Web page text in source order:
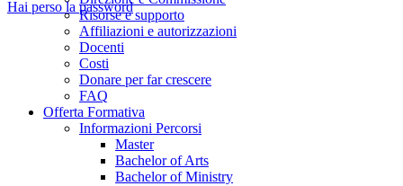
Risorse e supporto
Affiliazioni e autorizzazioni
Docenti
Costi
Donare per far crescere
FAQ
Offerta Formativa
Informazioni Percorsi
Master
Bachelor of Arts
Bachelor of Ministry
Hai perso la password